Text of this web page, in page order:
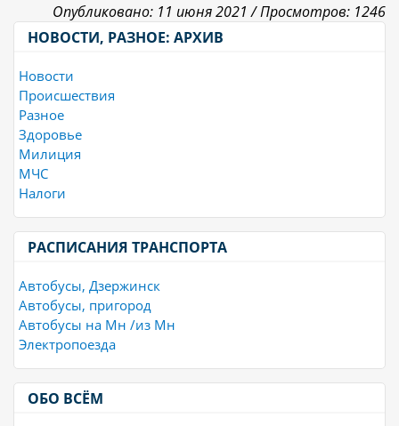
Опубликовано: 11 июня 2021 /Просмотров: 1246
НОВОСТИ, РАЗНОЕ: АРХИВ
Новости
Происшествия
Разное
Здоровье
Милиция
МЧС
Налоги
РАСПИСАНИЯ ТРАНСПОРТА
Автобусы, Дзержинск
Автобусы, пригород
Автобусы на Мн /из Мн
Электропоезда
ОБО ВСЁМ